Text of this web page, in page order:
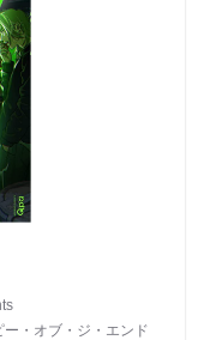
ー・オブ・ジ・エンド